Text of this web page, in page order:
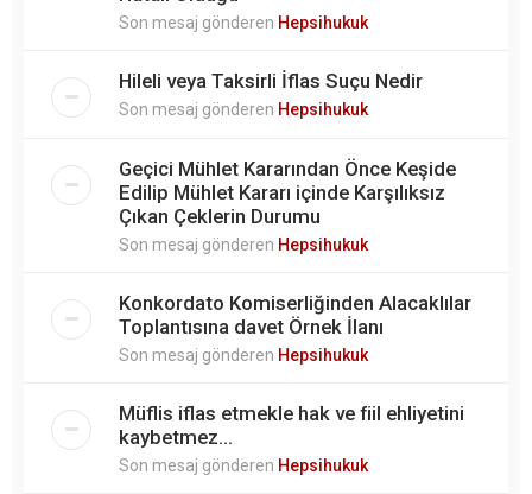
Son mesaj gönderen Hepsihukuk
Hileli veya Taksirli İflas Suçu Nedir
Son mesaj gönderen Hepsihukuk
Geçici Mühlet Kararından Önce Keşide
Edilip Mühlet Kararı içinde Karşılıksız
Çıkan Çeklerin Durumu
Son mesaj gönderen Hepsihukuk
Konkordato Komiserliğinden Alacaklılar
Toplantısına davet Örnek İlanı
Son mesaj gönderen Hepsihukuk
Müflis iflas etmekle hak ve fiil ehliyetini
kaybetmez...
Son mesaj gönderen Hepsihukuk